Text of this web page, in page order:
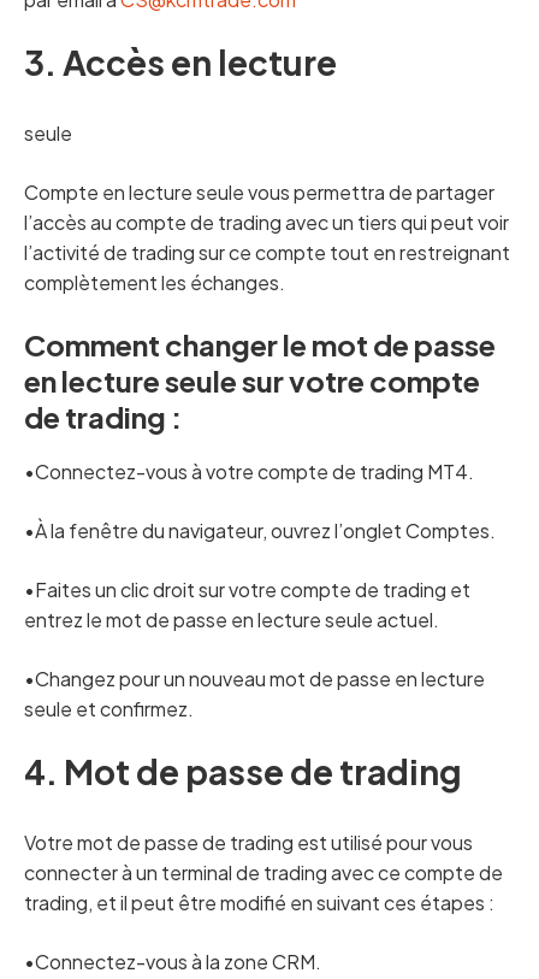
3. Accès en lecture
seule
Compte en lecture seule vous permettra de partager
l’accès au compte de trading avec un tiers qui peut voir
l’activité de trading sur ce compte tout en restreignant
complètement les échanges.
Comment changer le mot de passe
en lecture seule sur votre compte
de trading :
•Connectez-vous à votre compte de trading MT4.
•À la fenêtre du navigateur, ouvrez l’onglet Comptes.
•Faites un clic droit sur votre compte de trading et
entrez le mot de passe en lecture seule actuel.
•Changez pour un nouveau mot de passe en lecture
seule et confirmez.
4. Mot de passe de trading
Votre mot de passe de trading est utilisé pour vous
connecter à un terminal de trading avec ce compte de
trading, et il peut être modifié en suivant ces étapes :
•Connectez-vous à la zone CRM.